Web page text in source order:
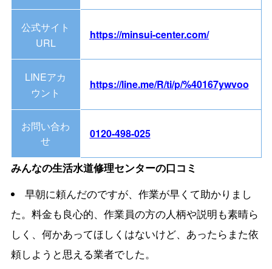
公式サイト
URL
https://minsui-center.com/
LINEアカ
ウント
https://line.me/R/ti/p/%40167ywvoo
お問い合わ
せ
0120-498-025
みんなの生活水道修理センターの口コミ
早朝に頼んだのですが、作業が早くて助かりまし
た。料金も良心的、作業員の方の人柄や説明も素晴ら
しく、何かあってほしくはないけど、あったらまた依
頼しようと思える業者でした。